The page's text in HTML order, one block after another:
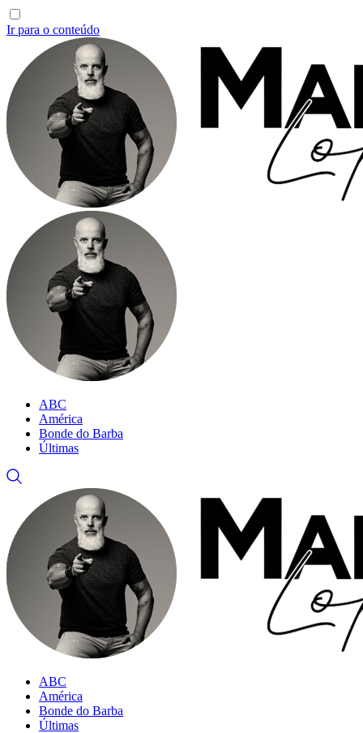
Ir para o conteúdo
ABC
América
Bonde do Barba
Últimas
ABC
América
Bonde do Barba
Últimas